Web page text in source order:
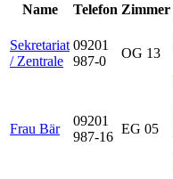
Name
Telefon Zimmer
Sekretariat
/ Zentrale
09201
987-0
OG 13
Frau Bär
09201
987-16
EG 05